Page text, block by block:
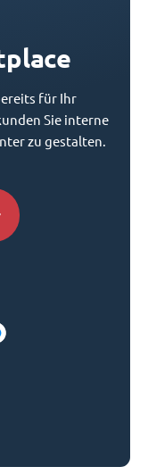
für Ihr
Sie interne
zu gestalten.